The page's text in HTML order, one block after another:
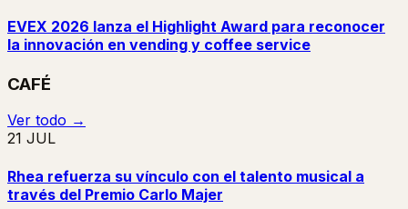
EVEX 2026 lanza el Highlight Award para reconocer
la innovación en vending y coffee service
CAFÉ
Ver todo →
21 JUL
Rhea refuerza su vínculo con el talento musical a
través del Premio Carlo Majer